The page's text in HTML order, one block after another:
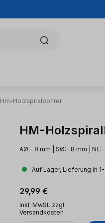
Hm-Holzspiralbohrer
HM-
AØ:- 8 mm | SØ:- 8 mm | NL:-
Auf Lager, Lieferung in
Regulärer Preis:
29,99 €
inkl. MwSt. zzgl.
Versandkosten